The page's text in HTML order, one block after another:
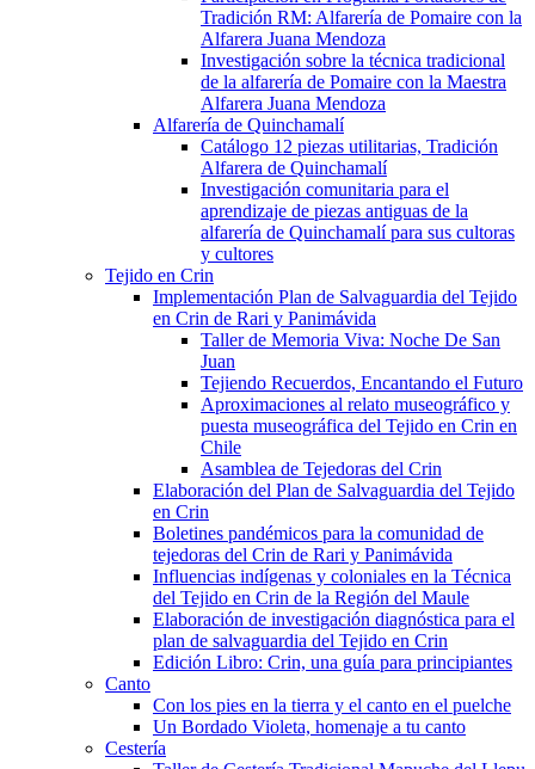
Tradición RM: Alfarería de Pomaire con la
Alfarera Juana Mendoza
Investigación sobre la técnica tradicional
de la alfarería de Pomaire con la Maestra
Alfarera Juana Mendoza
Alfarería de Quinchamalí
Catálogo 12 piezas utilitarias, Tradición
Alfarera de Quinchamalí
Investigación comunitaria para el
aprendizaje de piezas antiguas de la
alfarería de Quinchamalí para sus cultoras
y cultores
Tejido en Crin
Implementación Plan de Salvaguardia del Tejido
en Crin de Rari y Panimávida
Taller de Memoria Viva: Noche De San
Juan
Tejiendo Recuerdos, Encantando el Futuro
Aproximaciones al relato museográfico y
puesta museográfica del Tejido en Crin en
Chile
Asamblea de Tejedoras del Crin
Elaboración del Plan de Salvaguardia del Tejido
en Crin
Boletines pandémicos para la comunidad de
tejedoras del Crin de Rari y Panimávida
Influencias indígenas y coloniales en la Técnica
del Tejido en Crin de la Región del Maule
Elaboración de investigación diagnóstica para el
plan de salvaguardia del Tejido en Crin
Edición Libro: Crin, una guía para principiantes
Canto
Con los pies en la tierra y el canto en el puelche
Un Bordado Violeta, homenaje a tu canto
Cestería